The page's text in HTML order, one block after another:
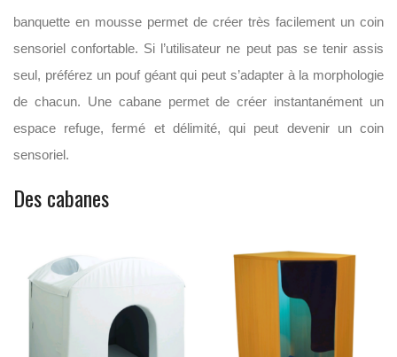
banquette en mousse permet de créer très facilement un coin
sensoriel confortable. Si l’utilisateur ne peut pas se tenir assis
seul, préférez un pouf géant qui peut s’adapter à la morphologie
de chacun. Une cabane permet de créer instantanément un
espace refuge, fermé et délimité, qui peut devenir un coin
sensoriel.
Des cabanes